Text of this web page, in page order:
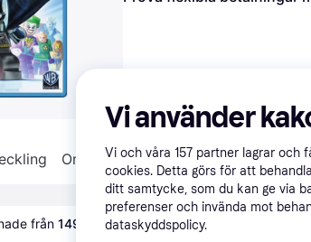
Om produkten Specifikationer
från 149 kr
Vi använder
Vi och våra 157 partner lagrar och
cookies. Detta görs för att
ditt samtycke, som du kan ge via
preferenser och invända mot
dataskyddspolicy.